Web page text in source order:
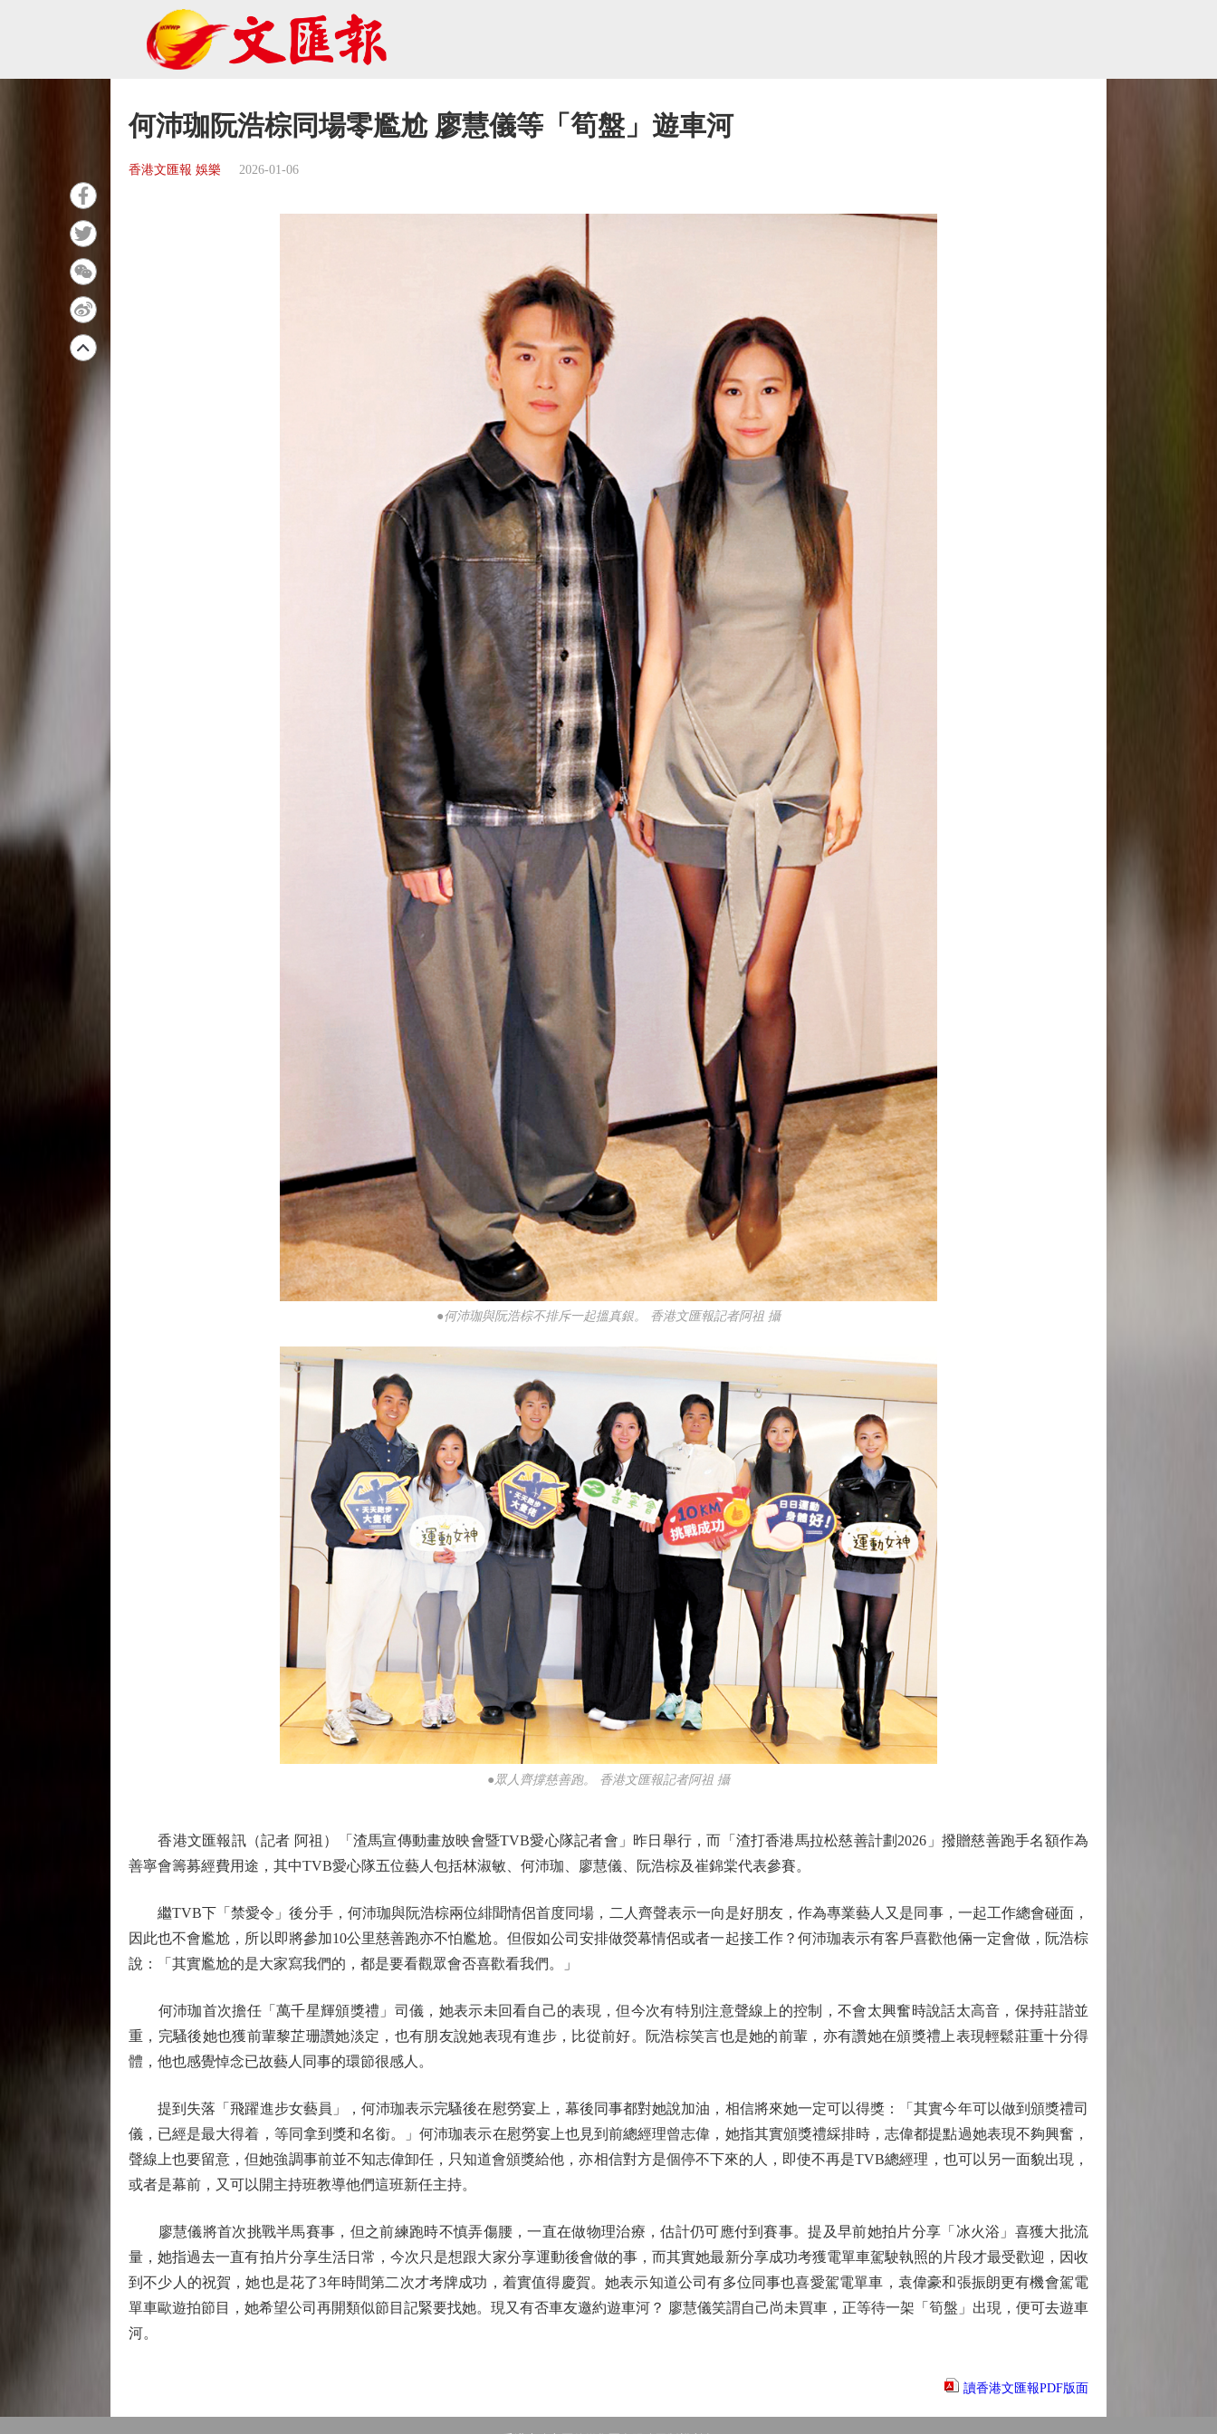
何沛珈阮浩棕同場零尷尬 廖慧儀等「筍盤」遊車河
香港文匯報 娛樂 2026-01-06
●何沛珈與阮浩棕不排斥一起搵真銀。 香港文匯報記者阿祖 攝
●眾人齊撐慈善跑。 香港文匯報記者阿祖 攝
香港文匯報訊（記者 阿祖）「渣馬宣傳動畫放映會暨TVB愛心隊記者會」昨日舉行，而「渣打香港馬拉松慈善計劃2026」撥贈慈善跑手名額作為
善寧會籌募經費用途，其中TVB愛心隊五位藝人包括林淑敏、何沛珈、廖慧儀、阮浩棕及崔錦棠代表參賽。
繼TVB下「禁愛令」後分手，何沛珈與阮浩棕兩位緋聞情侶首度同場，二人齊聲表示一向是好朋友，作為專業藝人又是同事，一起工作總會碰面，
因此也不會尷尬，所以即將參加10公里慈善跑亦不怕尷尬。但假如公司安排做熒幕情侶或者一起接工作？何沛珈表示有客戶喜歡他倆一定會做，阮浩棕
說：「其實尷尬的是大家寫我們的，都是要看觀眾會否喜歡看我們。」
何沛珈首次擔任「萬千星輝頒獎禮」司儀，她表示未回看自己的表現，但今次有特別注意聲線上的控制，不會太興奮時說話太高音，保持莊諧並
重，完騷後她也獲前輩黎芷珊讚她淡定，也有朋友說她表現有進步，比從前好。阮浩棕笑言也是她的前輩，亦有讚她在頒獎禮上表現輕鬆莊重十分得
體，他也感覺悼念已故藝人同事的環節很感人。
提到失落「飛躍進步女藝員」，何沛珈表示完騷後在慰勞宴上，幕後同事都對她說加油，相信將來她一定可以得獎：「其實今年可以做到頒獎禮司
儀，已經是最大得着，等同拿到獎和名銜。」何沛珈表示在慰勞宴上也見到前總經理曾志偉，她指其實頒獎禮綵排時，志偉都提點過她表現不夠興奮，
聲線上也要留意，但她強調事前並不知志偉卸任，只知道會頒獎給他，亦相信對方是個停不下來的人，即使不再是TVB總經理，也可以另一面貌出現，
或者是幕前，又可以開主持班教導他們這班新任主持。
廖慧儀將首次挑戰半馬賽事，但之前練跑時不慎弄傷腰，一直在做物理治療，估計仍可應付到賽事。提及早前她拍片分享「冰火浴」喜獲大批流
量，她指過去一直有拍片分享生活日常，今次只是想跟大家分享運動後會做的事，而其實她最新分享成功考獲電單車駕駛執照的片段才最受歡迎，因收
到不少人的祝賀，她也是花了3年時間第二次才考牌成功，着實值得慶賀。她表示知道公司有多位同事也喜愛駕電單車，袁偉豪和張振朗更有機會駕電
單車歐遊拍節目，她希望公司再開類似節目記緊要找她。現又有否車友邀約遊車河？ 廖慧儀笑謂自己尚未買車，正等待一架「筍盤」出現，便可去遊車
河。
讀香港文匯報PDF版面